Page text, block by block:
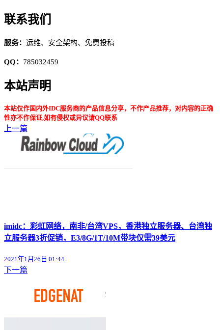
联系我们
服务： 运维、安全架构、免费投稿
QQ： 785032459
本站声明
本站仅作国内外IDC服务商的产品信息分享，不作产品推荐，对内容的正确
性亦不作保证,如有侵权或异议请QQ联系
上一篇
imidc：彩虹网络，南非/台湾VPS，香港独立服务器、台湾独
立服务器3折促销，E3/8G/1T/10M带块仅需39美元
2021年1月26日 01:44
下一篇